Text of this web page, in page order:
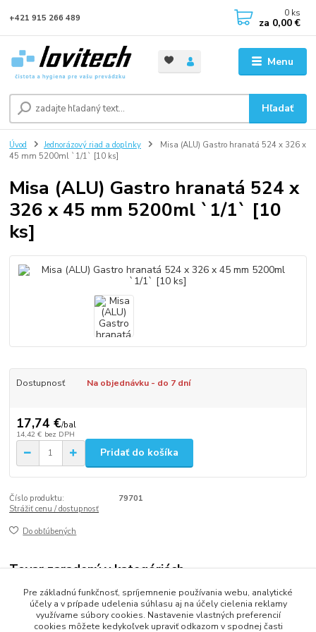
Menu
Hľadať
+421 915 266 489 0 ks
za 0,00 €
Úvod Jednorázový riad a doplnky
Misa (ALU) Gastro hranatá 524 x 326 x
45 mm 5200ml `1/1` [10 ks]
Misa (ALU) Gastro hranatá 524 x
326 x 45 mm 5200ml `1/1` [10
ks]
Dostupnosť Na objednávku - do 7 dní
17,74 €/bal
14,42 € bez DPH
Pridať do košíka
Číslo produktu:
79701
Strážiť cenu / dostupnosť
Do obľúbených
Tovar zaradený v kategóriách
Jednorázový riad a doplnky
Pre základnú funkčnosť, spríjemnenie používania webu, analytické
účely a v prípade udelenia súhlasu aj na účely cielenia reklamy
využívame súbory cookies. Nastavenie vlastných preferencií
cookies môžete kedykoľvek upraviť odkazom v spodnej časti